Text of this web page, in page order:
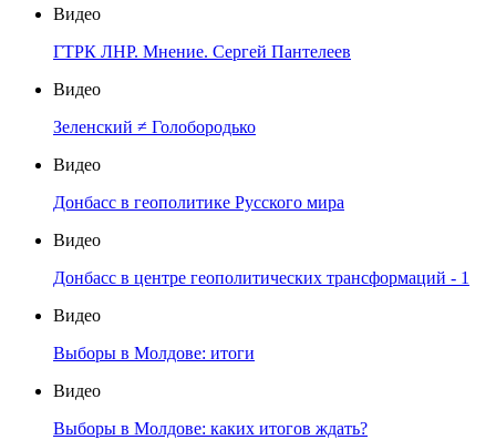
Видео
ГТРК ЛНР. Мнение. Сергей Пантелеев
Видео
Зеленский ≠ Голобородько
Видео
Донбасс в геополитике Русского мира
Видео
Донбасс в центре геополитических трансформаций - 1
Видео
Выборы в Молдове: итоги
Видео
Выборы в Молдове: каких итогов ждать?